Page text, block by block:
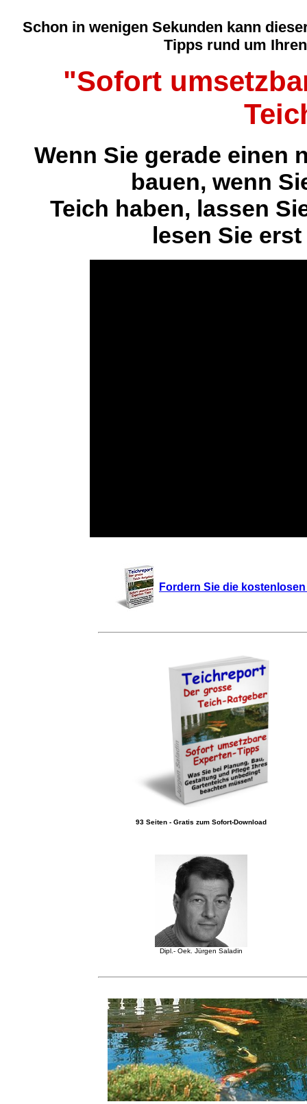
Schon in wenigen Sekunden kann
Tipps rund um
"Sofort
Wenn Sie gerade einen
bauen, wenn
Teich haben, lassen
lesen Sie
Fordern Sie die
93 Seiten - Gratis zum Sofort-Download
Dipl.- Oek. Jürgen Saladin